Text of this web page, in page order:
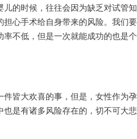
儿的时候，往往会因为缺乏对试管
担心手术给自身带来的风险。我们
率不低，但是一次就能成功的也是
件皆大欢喜的事，但是，女性作为
是有诸多风险存在的，切不可大悲